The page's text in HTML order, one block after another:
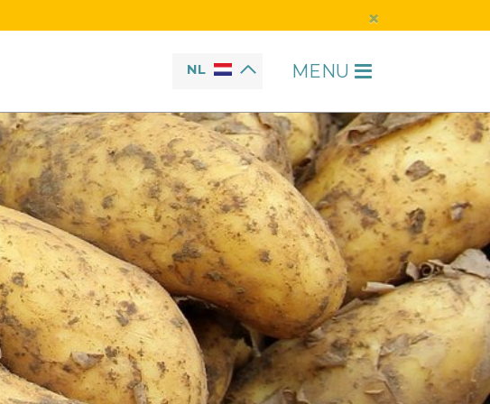
×
NL MENU H